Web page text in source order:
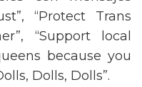
“Protect Trans
“Support local
because you
Dolls, Dolls”.